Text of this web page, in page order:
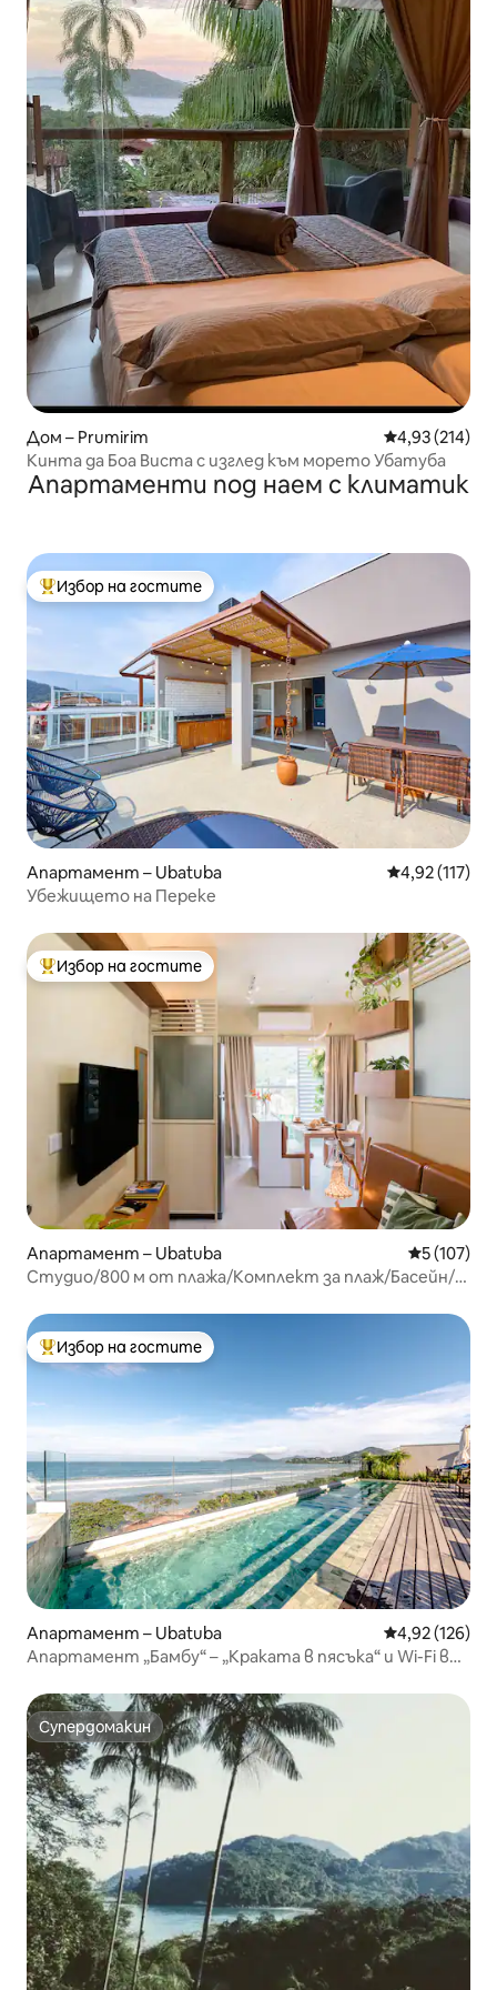
Дом – Prumirim Средна
4,93 (214)
Кинта да Боа Виста с изглед към морето Убатуба
Апартаменти под наем с климатик
Най-популярен избор на гостите
Избор на гостите
Апартамент – Ubatuba Средна
4,92 (117)
Убежището на Переке
Най-популярен избор на гостите
Избор на гостите
Апартамент – Ubatuba Средна
5 (107)
Студио/800 м от плажа/Комплект за плаж/Басейн/
Най-популярен избор на гостите
Избор на гостите
Апартамент – Ubatuba Средна
4,92 (126)
Апартамент „Бамбу“ – „Краката в пясъка“ и Wi-Fi в
Супердомакин
Супердомакин